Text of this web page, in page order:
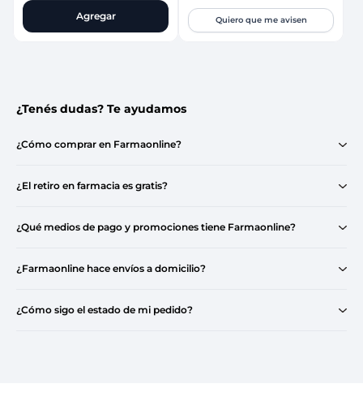
Agregar Quiero que me avisen
¿Tenés dudas? Te ayudamos
¿Cómo comprar en Farmaonline?
¿El retiro en farmacia es gratis?
¿Qué medios de pago y promociones tiene Farmaonline?
¿Farmaonline hace envíos a domicilio?
¿Cómo sigo el estado de mi pedido?